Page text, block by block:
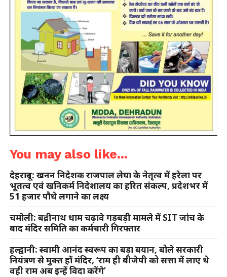
You may also like...
देहरादून: खनन निदेशक राजपाल लेघा के नेतृत्व में हरेला पर
भूतत्व एवं खनिकर्म निदेशालय का हरित संकल्प, प्रदेशभर में
51 हजार पौधे लगाने का लक्ष्य
चमोली: बद्रीनाथ धाम चढ़ावे गड़बड़ी मामले में SIT जांच के
बाद मंदिर समिति का कर्मचारी गिरफ्तार
हल्द्वानी: स्वामी आनंद स्वरूप का बड़ा बयान, बोले सरकारी
नियंत्रण से मुक्त हों मंदिर, ‘राम ही बीजेपी को सत्ता में लाए थे
वही राम अब इन्हें विदा करेंगे’